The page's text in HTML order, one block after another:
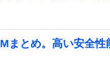
まとめ。高い安全